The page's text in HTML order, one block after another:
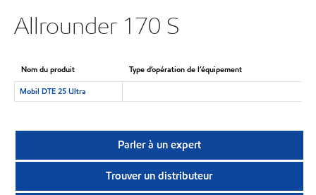
Allrounder 170 S
Nom du produit
Type d’opération de l’équipement
Mobil DTE 25 Ultra
Parler à un expert
Trouver un distributeur